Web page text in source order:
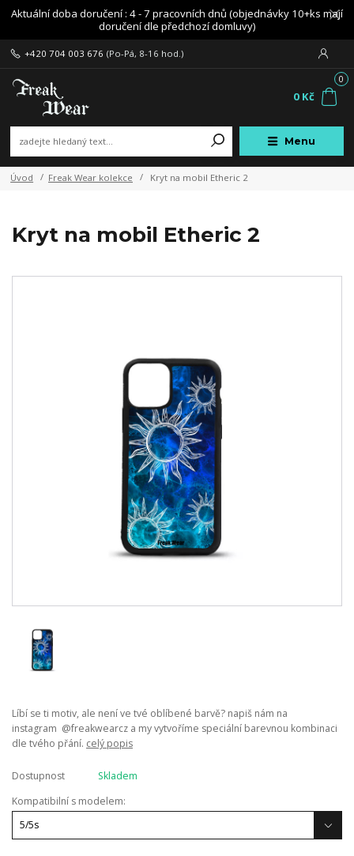
Aktuální doba doručení : 4 - 7 pracovních dnů (objednávky 10+ks mají
doručení dle předchozí domluvy)
Menu
+420 704 003 676 (Po-Pá, 8-16 hod.)
0
0 Kč
Úvod Freak Wear kolekce Kryt na mobil Etheric 2
Kryt na mobil Etheric 2
Líbí se ti motiv, ale není ve tvé oblíbené barvě? napiš nám na
instagram @freakwearcz a my vytvoříme speciální barevnou kombinaci
dle tvého přání. celý popis
Dostupnost
Skladem
Kompatibilní s modelem: